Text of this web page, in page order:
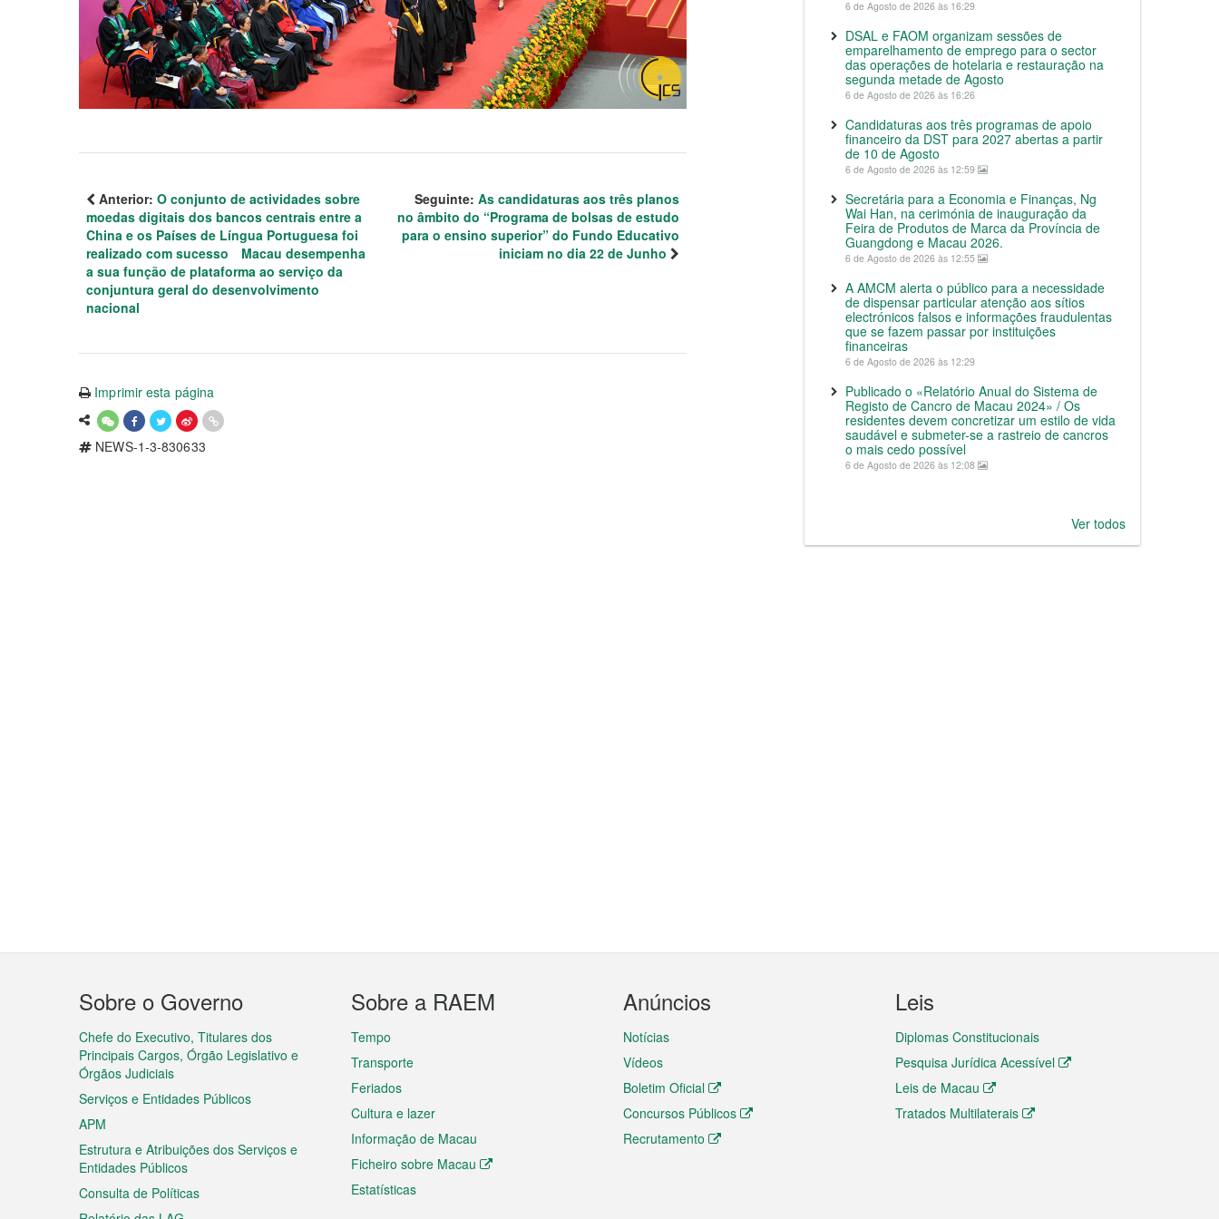
Anterior: O conjunto de actividades sobre
moedas digitais dos bancos centrais entre a
China e os Países de Língua Portuguesa foi
realizado com sucesso Macau desempenha
a sua função de plataforma ao serviço da
conjuntura geral do desenvolvimento
nacional
Seguinte: As candidaturas aos três planos
no âmbito do “Programa de bolsas de estudo
para o ensino superior” do Fundo Educativo
iniciam no dia 22 de Junho
Imprimir esta página
NEWS-1-3-830633
6 de Agosto de 2026 às 16:29
DSAL e FAOM organizam sessões de
emparelhamento de emprego para o sector
das operações de hotelaria e restauração na
segunda metade de Agosto
6 de Agosto de 2026 às 16:26
Candidaturas aos três programas de apoio
financeiro da DST para 2027 abertas a partir
de 10 de Agosto
6 de Agosto de 2026 às 12:59
Secretária para a Economia e Finanças, Ng
Wai Han, na cerimónia de inauguração da
Feira de Produtos de Marca da Província de
Guangdong e Macau 2026.
6 de Agosto de 2026 às 12:55
A AMCM alerta o público para a necessidade
de dispensar particular atenção aos sítios
electrónicos falsos e informações fraudulentas
que se fazem passar por instituições
financeiras
6 de Agosto de 2026 às 12:29
Publicado o «Relatório Anual do Sistema de
Registo de Cancro de Macau 2024» / Os
residentes devem concretizar um estilo de vida
saudável e submeter-se a rastreio de cancros
o mais cedo possível
6 de Agosto de 2026 às 12:08
Ver todos
Menu
do
rodapé
Sobre o Governo
Chefe do Executivo, Titulares dos
Principais Cargos, Órgão Legislativo e
Órgãos Judiciais
Serviços e Entidades Públicos
APM
Estrutura e Atribuições dos Serviços e
Entidades Públicos
Consulta de Políticas
Sobre a RAEM
Tempo
Transporte
Feriados
Cultura e lazer
Informação de Macau
Ficheiro sobre Macau
Estatísticas
Anúncios
Notícias
Vídeos
Boletim Oficial
Concursos Públicos
Recrutamento
Leis
Diplomas Constitucionais
Pesquisa Jurídica Acessível
Leis de Macau
Tratados Multilaterais